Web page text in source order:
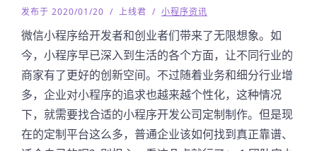
发布于 2020/01/20 / 上线君 / 小程序资讯
微信小程序给开发者和创业者们带来了无限想象。如
今，小程序早已深入到生活的各个方面，让不同行业的
商家有了更好的创新空间。不过随着业务和细分行业增
多，企业对小程序的追求也越来越个性化，这种情况
下，就需要找合适的小程序开发公司定制制作。但是现
在的定制平台这么多，普通企业该如何找到真正靠谱、